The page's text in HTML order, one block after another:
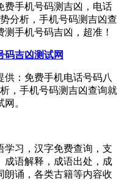
费手机号码测吉凶，电话
分析，手机号码测吉凶查
手机号码吉凶，超准！
码吉凶测试网
：免费手机电话号码八
，手机号码测吉凶查询就
。
学习，汉字免费查询，支
成语解释，成语出处，成
朗诵，各类古籍等内容收